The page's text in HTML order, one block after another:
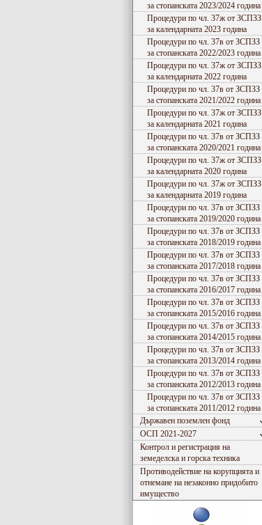
за стопанската 2023/2024 година
Процедури по чл. 37ж от ЗСПЗЗ
за календарната 2023 година
Процедури по чл. 37в от ЗСПЗЗ
за стопанската 2022/2023 година
Процедури по чл. 37ж от ЗСПЗЗ
за календарната 2022 година
Процедури по чл. 37в от ЗСПЗЗ
за стопанската 2021/2022 година
Процедури по чл. 37ж от ЗСПЗЗ
за календарната 2021 година
Процедури по чл. 37в от ЗСПЗЗ
за стопанската 2020/2021 година
Процедури по чл. 37ж от ЗСПЗЗ
за календарната 2020 година
Процедури по чл. 37ж от ЗСПЗЗ
за календарната 2019 година
Процедури по чл. 37в от ЗСПЗЗ
за стопанската 2019/2020 година
Процедури по чл. 37в от ЗСПЗЗ
за стопанската 2018/2019 година
Процедури по чл. 37в от ЗСПЗЗ
за стопанската 2017/2018 година
Процедури по чл. 37в от ЗСПЗЗ
за стопанската 2016/2017 година
Процедури по чл. 37в от ЗСПЗЗ
за стопанската 2015/2016 година
Процедури по чл. 37в от ЗСПЗЗ
за стопанската 2014/2015 година
Процедури по чл. 37в от ЗСПЗЗ
за стопанската 2013/2014 година
Процедури по чл. 37в от ЗСПЗЗ
за стопанската 2012/2013 година
Процедури по чл. 37в от ЗСПЗЗ
за стопанската 2011/2012 година
Държавен поземлен фонд
ОСП 2021-2027
Контрол и регистрация на
земеделска и горска техника
Противодействие на корупцията и
отнемане на незаконно придобито
имущество